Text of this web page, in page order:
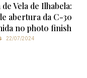
de Vela de Ilhabela:
abertura da C-30
no photo finish
22/07/2024